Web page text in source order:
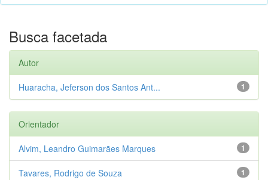
Busca facetada
Autor
1
Huaracha, Jeferson dos Santos Ant...
Orientador
1
Alvim, Leandro Guimarães Marques
1
Tavares, Rodrigo de Souza